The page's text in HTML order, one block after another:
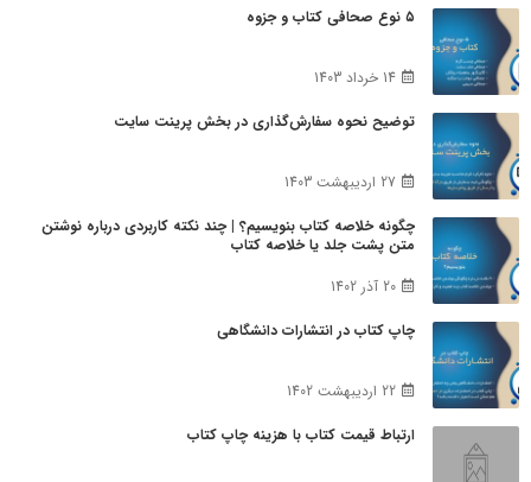
۵ نوع صحافی کتاب و جزوه
14 خرداد 1403
توضیح نحوه سفارش‌گذاری در بخش پرینت سایت
27 اردیبهشت 1403
چگونه خلاصه کتاب بنویسیم؟ | چند نکته کاربردی درباره نوشتن
متن پشت جلد یا خلاصه کتاب
20 آذر 1402
چاپ کتاب در انتشارات دانشگاهی
22 اردیبهشت 1402
ارتباط قیمت کتاب با هزینه چاپ کتاب